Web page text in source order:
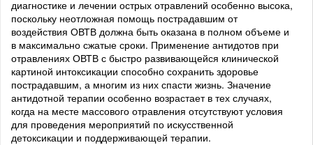
диагностике и лечении острых отравлений особенно высока,
поскольку неотложная помощь пострадавшим от
воздействия ОВТВ должна быть оказана в полном объеме и
в максимально сжатые сроки. Применение антидотов при
отравлениях ОВТВ с быстро развивающейся клинической
картиной интоксикации способно сохранить здоровье
пострадавшим, а многим из них спасти жизнь. Значение
антидотной терапии особенно возрастает в тех случаях,
когда на месте массового отравления отсутствуют условия
для проведения мероприятий по искусственной
детоксикации и поддерживающей терапии.